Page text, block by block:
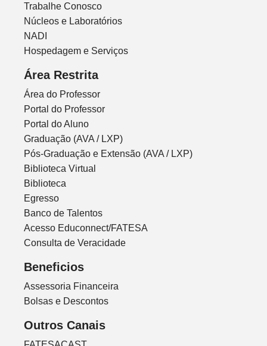
Trabalhe Conosco
Núcleos e Laboratórios
NADI
Hospedagem e Serviços
Área Restrita
Área do Professor
Portal do Professor
Portal do Aluno
Graduação (AVA / LXP)
Pós-Graduação e Extensão (AVA / LXP)
Biblioteca Virtual
Biblioteca
Egresso
Banco de Talentos
Acesso Educonnect/FATESA
Consulta de Veracidade
Beneficios
Assessoria Financeira
Bolsas e Descontos
Outros Canais